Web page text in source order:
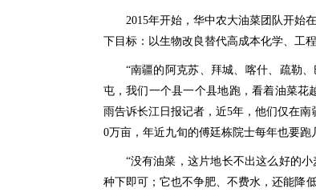
2015年开始，华中农大油菜团队开始
下目标：以生物改良替代高成本化学、工
“南疆的阿克苏、拜城、喀什、疏勒
屯，我们一个县一个县地跑，看着油菜花
雨告诉长江日报记者，近5年，他们仅在
0万亩，年近九旬的傅廷栋院士每年也要跑
“没有油菜，这片地长不出这么好的
种下即可；它也不争肥、不费水，还能降